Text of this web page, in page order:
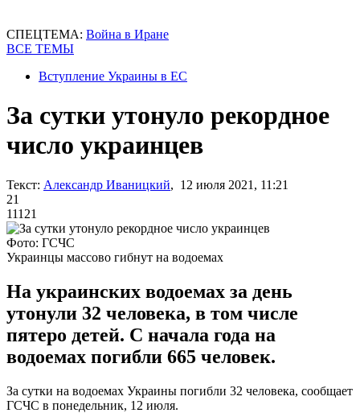
СПЕЦТЕМА: Война в Иране
ВСЕ ТЕМЫ
Вступление Украины в ЕС
За сутки утонуло рекордное
число украинцев
Текст: Александр Иваницкий, 12 июля 2021, 11:21
21
11121
Фото: ГСЧС
Украинцы массово гибнут на водоемах
На украинских водоемах за день
утонули 32 человека, в том числе
пятеро детей. С начала года на
водоемах погибли 665 человек.
За сутки на водоемах Украины погибли 32 человека, сообщает
ГСЧС в понедельник, 12 июля.